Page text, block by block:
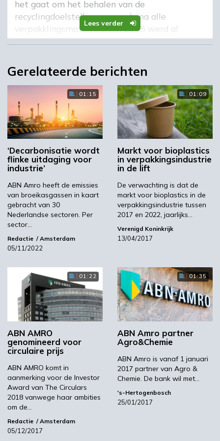
Lees verder
het gaat om het behalen van de
recyclingdoelstellingen voor bijna alle
verpakklingsmaterialen. In 2015 werd al
driekwart van alle verpakkingen gerecycled.
verschillen zitten tussen de verschillende
materialen. Zo worden vrijwel alle metalen
verpakkingen gerecycled, maar zien we slechts
51 procent van de kunststof verpakkingen
terug. Een zeer goed resultaat internationaal
gezien concludeert de bank, maar het kan nog
veel beter. ‘Producenten zouden recycling als
uitgangspunt moeten nemen bij het ontwerp
van verpakkingen, bijvoorbeeld door
hervulbaar en herbruikbaar zijn. Ook het
beperken van kunststofvarianten, kleurstoffen
en additieven zorgt voor een verbeterde
recyclebaarheid en daarmee tot
waardebehoud.’
Consument
Daarnaast moeten producenten ook beter
inspelen op de veranderende wensen van
consumenten, zo schrijft de bank. Bijvoorbeeld
op het gebied van biobased verpakkingen. ‘Dat
vergt technologische vernieuwing in de vorm
van investeringen in materiaalkennis en
nieuwe machines. Voor kleinere
ondernemingen is het moeilijk om daar
zelfstandig aan te voldoen. We verwachten
dan ook een verdergaande consolidatie in de
Nederlandse verpakkingsindustrie, met veel
Gerelateerde berichten
01:15
‘Decarbonisatie wordt
flinke uitdaging voor
industrie’
ABN Amro heeft de emissies
van broeikasgassen in kaart
gebracht van 30
Nederlandse sectoren. Per
sector…
Redactie Amsterdam
05/11/2022
01:09
Markt voor bioplastics
in verpakkingsindustrie
in de lift
De verwachting is dat de
markt voor bioplastics in de
verpakkingsindustrie tussen
2017 en 2022, jaarlijks…
Verenigd Koninkrijk
13/04/2017
01:22
ABN AMRO
genomineerd voor
circulaire prijs
ABN AMRO komt in
aanmerking voor de Investor
Award van The Circulars
2018 vanwege haar ambities
om de…
Redactie Amsterdam
05/12/2017
01:35
ABN Amro partner
Agro&Chemie
ABN Amro is vanaf 1 januari
2017 partner van Agro &
Chemie. De bank wil met…
's-Hertogenbosch
25/01/2017